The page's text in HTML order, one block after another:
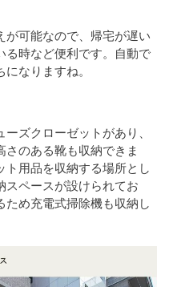
が可能なので、帰宅が遅い
る時など便利です。自動で
なりますね。
ズクローゼットがあり、
のある靴も収納できま
ト用品を収納する場所とし
スペースが設けられてお
ため充電式掃除機も収納し